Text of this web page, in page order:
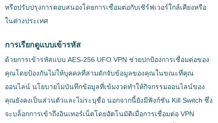
หรือปรับปรุงการตอบสนองโดยการเชื่อมต่อกับเซิร์ฟเวอร์ใกล้เคียงหรือ
ในต่างประเทศ
การเรียกดูแบบเข้ารหัส
ด้วยการเข้ารหัสแบบ AES-256 UFO VPN ช่วยปกป้องการเชื่อมต่อของ
คุณโดยป้องกันไม่ให้บุคคลที่สามดักจับข้อมูลของคุณในขณะที่คุณ
ออนไลน์ นโยบายไม่บันทึกข้อมูลที่เข้มงวดทำให้กิจกรรมออนไลน์ของ
คุณยังคงเป็นส่วนตัวและไม่ระบุชื่อ นอกจากนี้ยังมีฟังก์ชัน Kill Switch ซึ่ง
จะบล็อกการเข้าถึงอินเทอร์เน็ตโดยอัตโนมัติเมื่อการเชื่อมต่อ VPN